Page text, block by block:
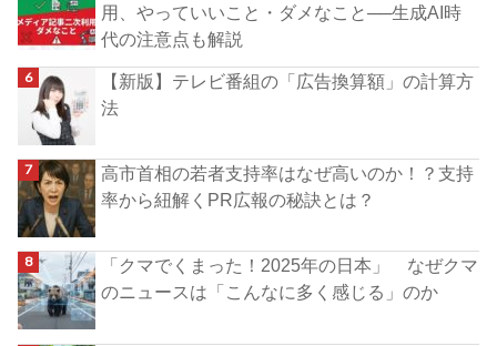
用、やっていいこと・ダメなこと──生成AI時
代の注意点も解説
【新版】テレビ番組の「広告換算額」の計算方
法
高市首相の若者支持率はなぜ高いのか！？支持
率から紐解くPR広報の秘訣とは？
「クマでくまった！2025年の日本」 なぜクマ
のニュースは「こんなに多く感じる」のか